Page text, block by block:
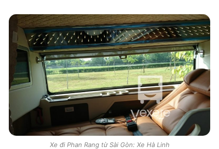
Xe đi Phan Rang từ Sài Gòn: Xe Hà Linh